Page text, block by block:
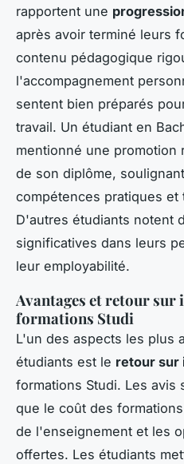
rapportent une
après avoir terminé leurs
contenu pédagogique
l'accompagnement
sentent bien préparés
travail. Un étudiant en
mentionné une promotion
de son diplôme,
compétences pratiques
D'autres étudiants notent
significatives dans leurs
leur employabilité.
Avantages et retour sur
formations Studi
L'un des aspects les plus
étudiants est le retour sur
formations Studi. Les avis
que le coût des
de l'enseignement et les
offertes. Les étudiants